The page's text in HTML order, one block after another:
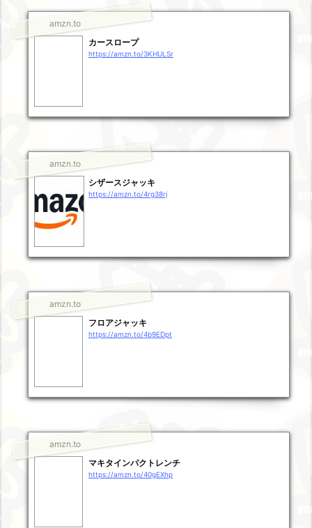
amzn.to
カースロープ
https://amzn.to/3KHULSr
amzn.to
シザースジャッキ
https://amzn.to/4rg38rj
amzn.to
フロアジャッキ
https://amzn.to/4b9EDpt
amzn.to
マキタインパクトレンチ
https://amzn.to/40gEXhp